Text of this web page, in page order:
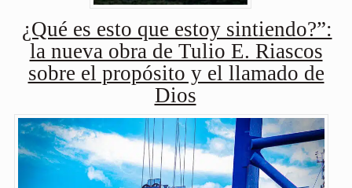
¿Qué es esto que estoy sintiendo?”:
la nueva obra de Tulio E. Riascos
sobre el propósito y el llamado de
Dios